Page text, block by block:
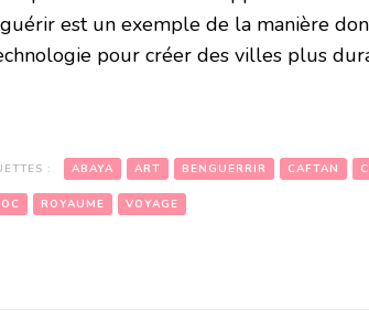
est un exemple de la manière
pour créer des villes plus
: ABAYA ART BENGUERRIR CAFTAN
ROYAUME VOYAGE